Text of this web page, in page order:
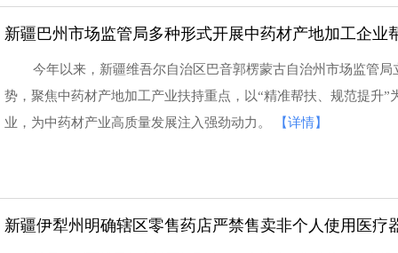
新疆巴州市场监管局多种形式开展中药材产地加工企业
今年以来，新疆维吾尔自治区巴音郭楞蒙古自治州市场监管
势，聚焦中药材产地加工产业扶持重点，以“精准帮扶、规范提升
业，为中药材产业高质量发展注入强劲动力。
【详情】
新疆伊犁州明确辖区零售药店严禁售卖非个人使用医疗